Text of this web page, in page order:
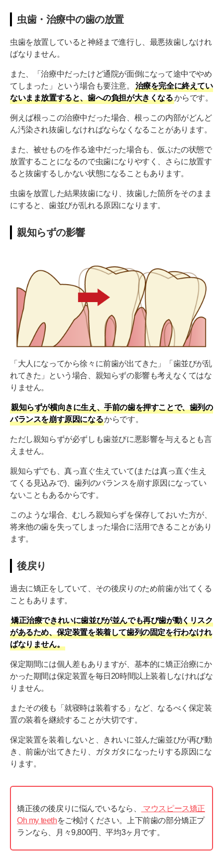
虫歯・治療中の歯の放置
虫歯を放置していると神経まで進行し、最悪抜歯しなけれ
ばなりません。
また、「治療中だったけど通院が面倒になって途中でやめ
てしまった」という場合も要注意。
治療を完全に終えてい
ないまま放置すると、歯への負担が大きくなるからです。
例えば根っこの治療中だった場合、根っこの内部がどんど
ん汚染され抜歯しなければならなくなることがあります。
また、被せものを作る途中だった場合も、仮ぶたの状態で
放置することになるので虫歯になりやすく、さらに放置す
ると抜歯するしかない状態になることもあります。
虫歯を放置した結果抜歯になり、抜歯した箇所をそのまま
にすると、歯並びが乱れる原因になります。
親知らずの影響
「大人になってから徐々に前歯が出てきた」「歯並びが乱
れてきた」という場合、親知らずの影響も考えなくてはな
りません。
親知らずが横向きに生え、手前の歯を押すことで、歯列の
バランスを崩す原因になるからです。
ただし親知らずが必ずしも歯並びに悪影響を与えるとも言
えません。
親知らずでも、真っ直ぐ生えていて(または真っ直ぐ生え
てくる見込みで)、歯列のバランスを崩す原因になってい
ないこともあるからです。
このような場合、むしろ親知らずを保存しておいた方が、
将来他の歯を失ってしまった場合に活用できることがあり
ます。
後戻り
過去に矯正をしていて、その後戻りのため前歯が出てくる
こともあります。
矯正治療できれいに歯並びが並んでも再び歯が動くリスク
があるため、保定装置を装着して歯列の固定を行わなけれ
ばなりません。
保定期間には個人差もありますが、基本的に矯正治療にか
かった期間は保定装置を毎日20時間以上装着しなければな
りません。
またその後も「就寝時は装着する」など、なるべく保定装
置の装着を継続することが大切です。
保定装置を装着しないと、きれいに並んだ歯並びが再び動
き、前歯が出てきたり、ガタガタになったりする原因にな
ります。
矯正後の後戻りに悩んでいるなら、
マウスピース矯正
Oh my teethをご検討ください。上下前歯の部分矯正プ
ランなら、月々9,800円、平均3ヶ月です。